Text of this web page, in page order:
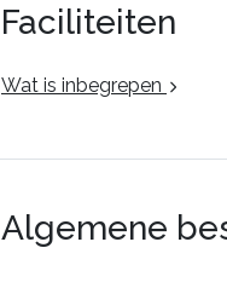
Faciliteiten
Wat is inbegrepen
Algemene